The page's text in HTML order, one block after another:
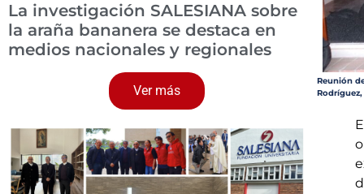
La investigación SALESIANA sobre
la araña bananera se destaca en
medios nacionales y regionales
Ver más
Reunión